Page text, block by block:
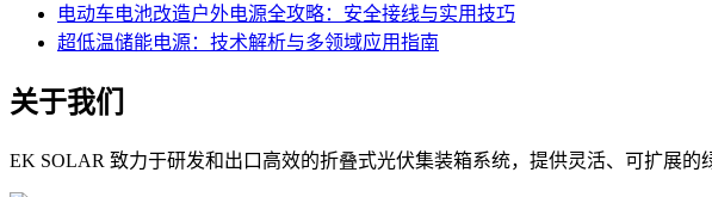
电动车电池改造户外电源全攻略：安全接线与实用技巧
超低温储能电源：技术解析与多领域应用指南
关于我们
EK SOLAR 致力于研发和出口高效的折叠式光伏集装箱系统，提供灵活、可扩展